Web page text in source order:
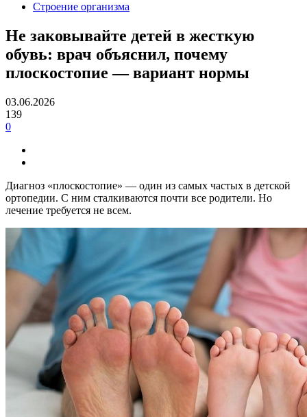
Строение организма
Не заковывайте детей в жесткую
обувь: врач объяснил, почему
плоскостопие — вариант нормы
03.06.2026
139
0
Диагноз «плоскостопие» — один из самых частых в детской
ортопедии. С ним сталкиваются почти все родители. Но
лечение требуется не всем.